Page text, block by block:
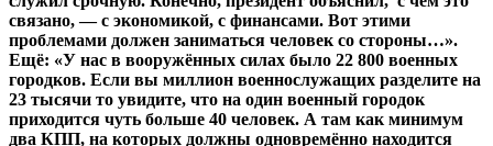
связано, — с экономикой, с финансами. Вот этими
проблемами должен заниматься человек со стороны…».
Ещё: «У нас в вооружённых силах было 22 800 военных
городков. Если вы миллион военнослужащих разделите на
23 тысячи то увидите, что на один военный городок
приходится чуть больше 40 человек. А там как минимум
два КПП, на которых должны одновремённо находится